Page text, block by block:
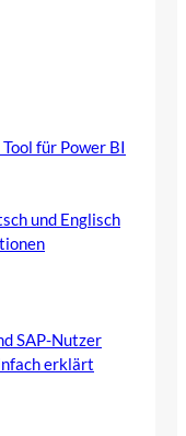
für Power BI
und Englisch
SAP-Nutzer
erklärt